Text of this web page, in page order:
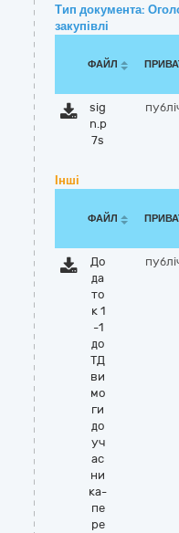
Тип документа:
закупівлі
ФАЙЛ
sig
n.p
7s
Інші
ФАЙЛ
До
да
то
к 1
-1
до
ТД
ви
мо
ги
до
уч
ас
ни
ка-
пе
ре